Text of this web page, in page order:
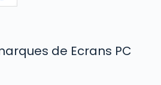
de Ecrans PC